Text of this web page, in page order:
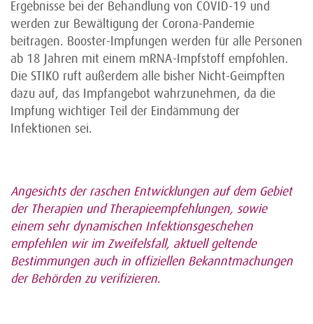
Ergebnisse bei der Behandlung von COVID-19 und
werden zur Bewältigung der Corona-Pandemie
beitragen. Booster-Impfungen werden für alle Personen
ab 18 Jahren mit einem mRNA-Impfstoff empfohlen.
Die STIKO ruft außerdem alle bisher Nicht-Geimpften
dazu auf, das Impfangebot wahrzunehmen, da die
Impfung wichtiger Teil der Eindämmung der
Infektionen sei.
Angesichts der raschen Entwicklungen auf dem Gebiet
der Therapien und Therapieempfehlungen, sowie
einem sehr dynamischen Infektionsgeschehen
empfehlen wir im Zweifelsfall, aktuell geltende
Bestimmungen auch in offiziellen Bekanntmachungen
der Behörden zu verifizieren.